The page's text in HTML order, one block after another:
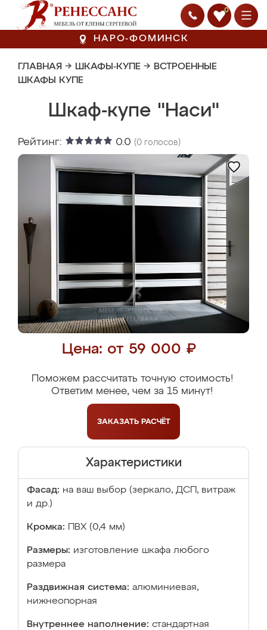
0
НАРО-ФОМИНСК
ГЛАВНАЯ → ШКАФЫ-КУПЕ → ВСТРОЕННЫЕ
ШКАФЫ КУПЕ
Шкаф-купе "Наси"
Рейтинг: 0.0 (0 голосов)
Цена: от 59 000 ₽
Поможем рассчитать точную стоимость!
Ответим менее, чем за 15 минут!
ЗАКАЗАТЬ РАСЧЁТ
Характеристики
Фасад: на ваш выбор (зеркало, ДСП, витраж
и др.)
Кромка: ПВХ (0,4 мм)
Размеры: изготовление шкафа любого
размера
Раздвижная система: алюминиевая,
нижнеопорная
Внутреннее наполнение: стандартная